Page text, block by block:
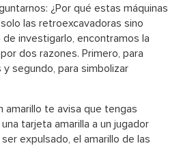
¿Por qué estas máquinas
las retroexcavadoras sino
investigarlo, encontramos la
dos razones. Primero, para
segundo, para simbolizar
te avisa que tengas
tarjeta amarilla a un jugador
expulsado, el amarillo de las